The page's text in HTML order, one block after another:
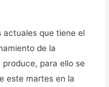
actuales que tiene el
de la
para ello se
este martes en la